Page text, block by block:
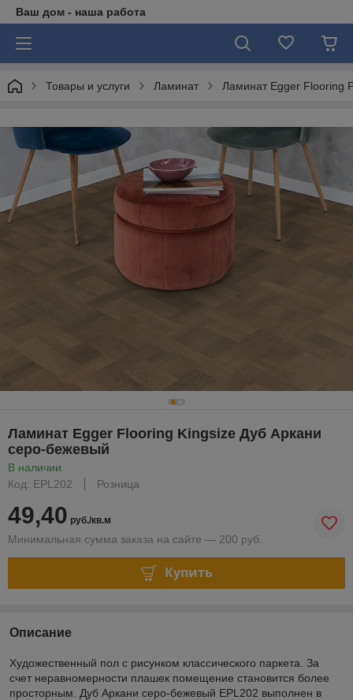
Ваш дом - наша работа
Товары и услуги Ламинат Ламинат Egger Flooring
Ламинат Egger Flooring Kingsize Дуб Аркани
серо-бежевый
В наличии
Код: EPL202
Розница
49,40 руб./кв.м
Минимальная сумма заказа на сайте — 200 руб.
Купить
Описание
Художественный пол с рисунком классического паркета. За
счет неравномерности плашек помещение становится более
просторным. Дуб Аркани серо-бежевый EPL202 выполнен в